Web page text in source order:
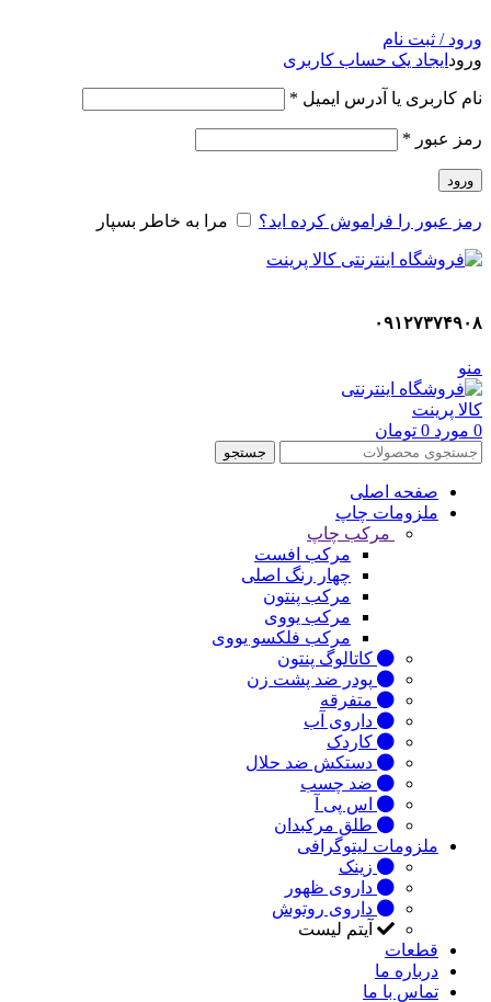
ورود / ثبت نام
ورود ایجاد یک حساب کاربری
نام کاربری یا آدرس ایمیل *
رمز عبور *
ورود
رمز عبور را فراموش کرده اید؟ مرا به خاطر بسپار
۰۹۱۲۷۳۷۴۹۰۸
منو
0 مورد 0 تومان
جستجو
صفحه اصلی
ملزومات چاپ
مرکب چاپ
مرکب افست
چهار رنگ اصلی
مرکب پنتون
مرکب یووی
مرکب فلکسو یووی
کاتالوگ پنتون
پودر ضد پشت زن
متفرقه
داروی آب
کاردک
دستکش ضد حلال
ضد چسب
اس پی آ
طلق مرکبدان
ملزومات لیتوگرافی
زینک
داروی ظهور
داروی روتوش
آیتم لیست
قطعات
درباره ما
تماس با ما